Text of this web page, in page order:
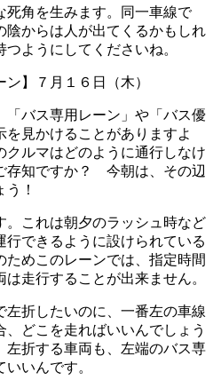
死角を生みます。同一車線で
陰からは人が出てくるかもしれ
ようにしてくださいね。
ン】７月１６日（木）
「バス専用レーン」や「バス優
見かけることがありますよ
クルマはどのように通行しなけ
存知ですか？ 今朝は、その辺
！
。これは朝夕のラッシュ時など
できるように設けられている
めこのレーンでは、指定時間
走行することが出来ません。
左折したいのに、一番左の車線
どこを走ればいいんでしょう
左折する車両も、左端のバス専
いんです。